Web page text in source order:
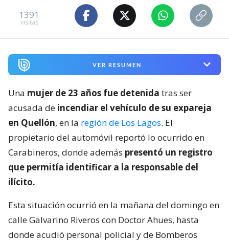
1391
visitas
VER RESUMEN
Una mujer de 23 años fue detenida tras ser
acusada de incendiar el vehículo de su expareja
en Quellón, en la región de Los Lagos. El
propietario del automóvil reportó lo ocurrido en
Carabineros, donde además presentó un registro
que permitía identificar a la responsable del
ilícito.
Esta situación ocurrió en la mañana del domingo en
calle Galvarino Riveros con Doctor Ahues, hasta
donde acudió personal policial y de Bomberos